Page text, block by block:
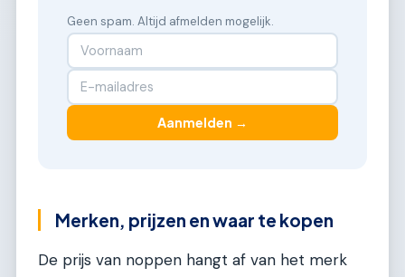
Geen spam. Altijd afmelden mogelijk.
Aanmelden →
Merken, prijzen en waar te kopen
De prijs van noppen hangt af van het merk